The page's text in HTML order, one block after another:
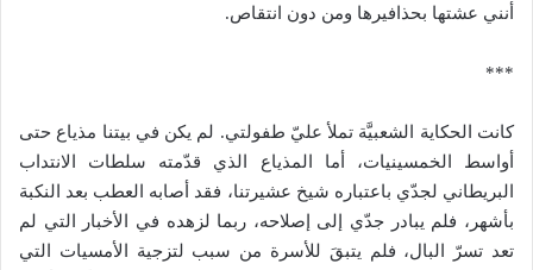
أنني عشتها بحذافيرها ومن دون انتقاص.
***
كانت الحكاية الشعبيَّة تملأ عليّ طفولتي. لم يكن في بيتنا مذياع حتى
أواسط الخمسينيات، أما المذياع الذي قدّمته سلطات الانتداب
البريطاني لجدّي باعتباره شيخ عشيرتنا، فقد أصابه العطب بعد النكبة
بأشهر، فلم يبادر جدّي إلى إصلاحه، ربما لزهده في الأخبار التي لم
تعد تسرّ البال، فلم يتبقَ للأسرة من سبب لتزجية الأمسيات التي